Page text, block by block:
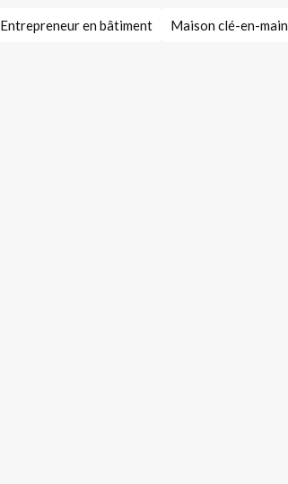
Entrepreneur en bâtiment Maison clé-en-main